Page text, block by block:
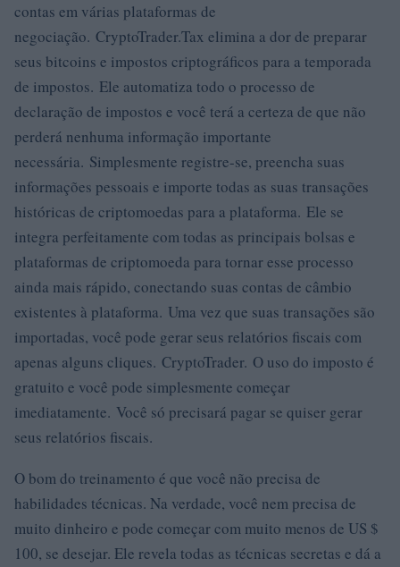
contas em várias plataformas de
negociação. CryptoTrader.Tax elimina a dor de preparar
seus bitcoins e impostos criptográficos para a temporada
de impostos. Ele automatiza todo o processo de
declaração de impostos e você terá a certeza de que não
perderá nenhuma informação importante
necessária. Simplesmente registre-se, preencha suas
informações pessoais e importe todas as suas transações
históricas de criptomoedas para a plataforma. Ele se
integra perfeitamente com todas as principais bolsas e
plataformas de criptomoeda para tornar esse processo
ainda mais rápido, conectando suas contas de câmbio
existentes à plataforma. Uma vez que suas transações são
importadas, você pode gerar seus relatórios fiscais com
apenas alguns cliques. CryptoTrader. O uso do imposto é
gratuito e você pode simplesmente começar
imediatamente. Você só precisará pagar se quiser gerar
seus relatórios fiscais.
O bom do treinamento é que você não precisa de
habilidades técnicas. Na verdade, você nem precisa de
muito dinheiro e pode começar com muito menos de US $
100, se desejar. Ele revela todas as técnicas secretas e dá a